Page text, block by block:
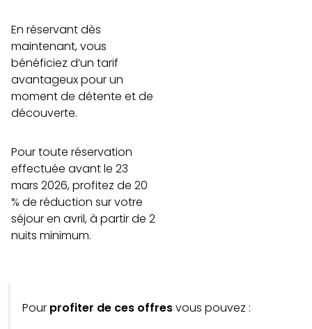
En réservant dès
maintenant, vous
bénéficiez d’un tarif
avantageux pour un
moment de détente et de
découverte.
Pour toute réservation
effectuée avant le 23
mars 2026, profitez de 20
% de réduction sur votre
séjour en avril, à partir de 2
nuits minimum.
Pour profiter de ces offresvous pouvez :